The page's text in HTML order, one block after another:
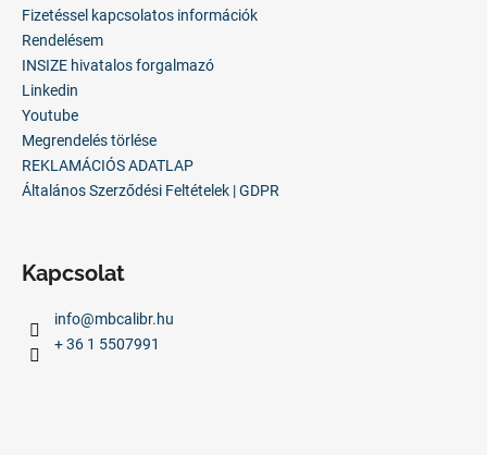
Fizetéssel kapcsolatos információk
Rendelésem
INSIZE hivatalos forgalmazó
Linkedin
Youtube
Megrendelés törlése
REKLAMÁCIÓS ADATLAP
Általános Szerződési Feltételek | GDPR
Kapcsolat
info@mbcalibr.hu
+ 36 1 5507991